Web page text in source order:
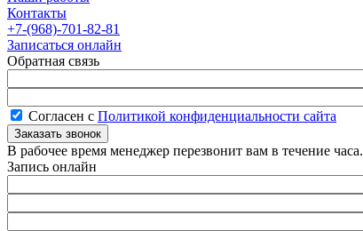
Контакты
+7-(968)-701-82-81
Записаться онлайн
Обратная связь
Согласен с Политикой конфиденциальности сайта
В рабочее время менеджер перезвонит вам в течение часа.
Запись онлайн